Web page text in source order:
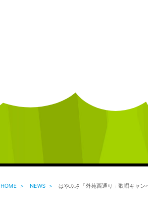
HOME NEWS はやぶさ「外苑西通り」歌唱キャン